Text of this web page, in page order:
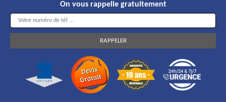
On vous rappelle gratuitement